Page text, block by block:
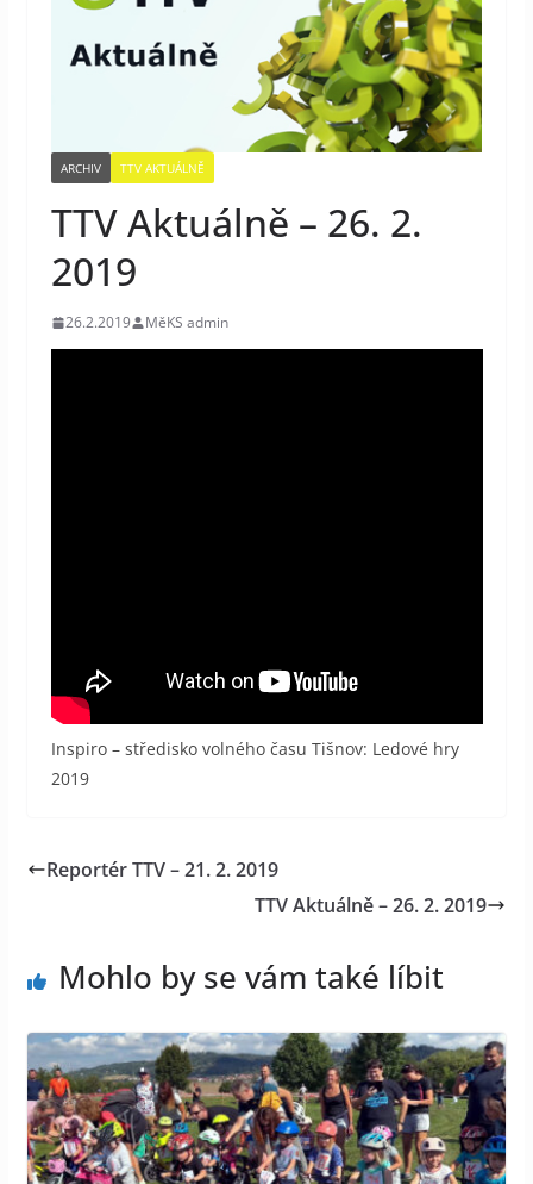
ARCHIV TTV AKTUÁLNĚ
TTV Aktuálně – 26. 2.
2019
26.2.2019 MěKS admin
Inspiro – středisko volného času Tišnov: Ledové hry
2019
Reportér TTV – 21. 2. 2019
TTV Aktuálně – 26. 2. 2019
Mohlo by se vám také líbit